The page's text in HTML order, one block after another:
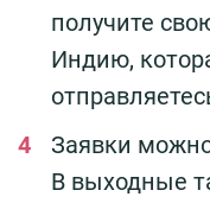
получите
Индию,
Заявки можно
В выходные